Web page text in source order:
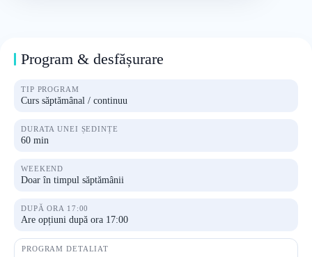
Program & desfășurare
TIP PROGRAM
Curs săptămânal / continuu
DURATA UNEI ȘEDINȚE
60 min
WEEKEND
Doar în timpul săptămânii
DUPĂ ORA 17:00
Are opțiuni după ora 17:00
PROGRAM DETALIAT